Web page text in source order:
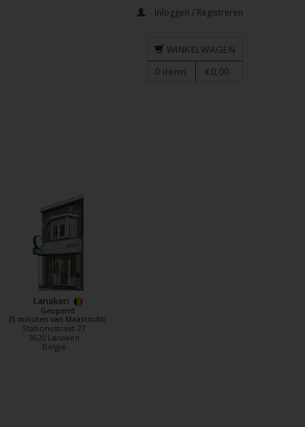
Inloggen / Registreren
WINKELWAGEN
0 items €0,00
Lanaken
Geopend
(5 minuten van Maastricht)
Stationsstraat 27
3620 Lanaken
België